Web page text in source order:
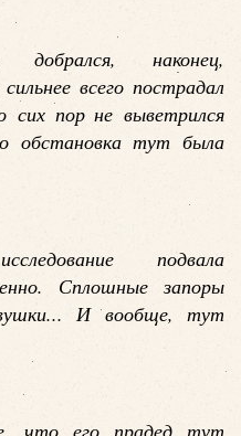
наконец,
всего пострадал
пор не выветрился
обстановка тут была
подвала
Сплошные запоры
И вообще, тут
что его прадед тут